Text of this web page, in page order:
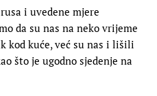
i uvedene mjere
da su nas na neko vrijeme
kod kuće, već su nas i lišili
što je ugodno sjedenje na